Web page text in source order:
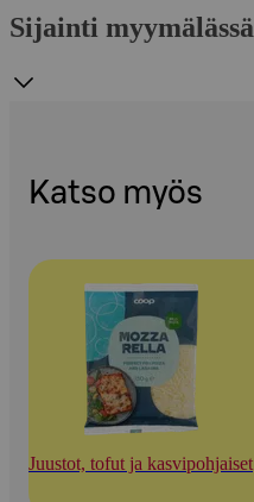
Sijainti myymälässä
Katso myös
Juustot, tofut ja kasvipohjaiset